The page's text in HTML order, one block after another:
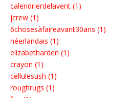
calendrierdelavent (1)
jcrew (1)
6chosesàfaireavant30ans (1)
néerlandais (1)
elizabetharden (1)
crayon (1)
cellulesush (1)
roughrugs (1)